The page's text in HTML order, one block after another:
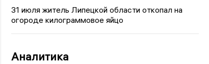
31 июля житель Липецкой области откопал на
огороде килограммовое яйцо
Аналитика